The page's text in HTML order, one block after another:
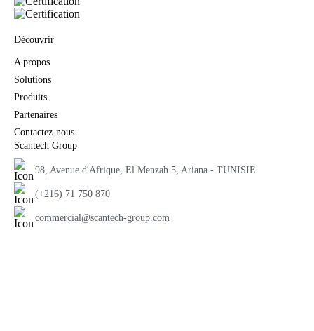
Découvrir
A propos
Solutions
Produits
Partenaires
Contactez-nous
Scantech Group
98, Avenue d'Afrique, El Menzah 5, Ariana - TUNISIE
(+216) 71 750 870
commercial@scantech-group.com